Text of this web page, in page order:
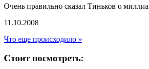
Очень правильно сказал Тиньков о
11.10.2008
Что еще происходило »
Стоит посмотреть: